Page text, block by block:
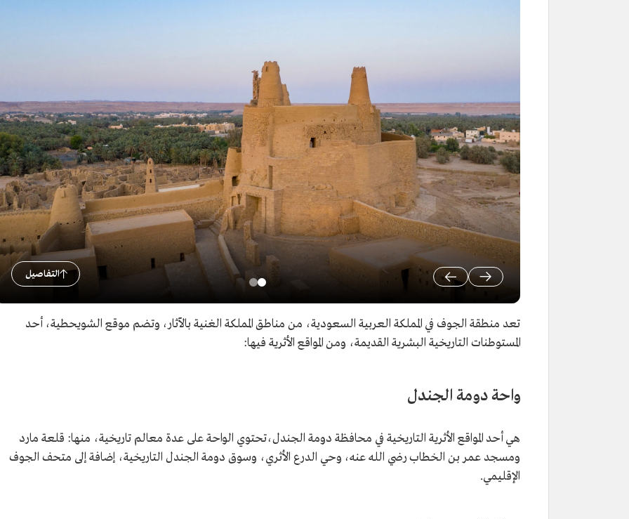
التفاصيل
تعد منطقة الجوف في المملكة العربية السعودية، من مناطق المملكة الغنية بالآثار، وتضم موقع الشويحطية، أحد
المستوطنات التاريخية البشرية القديمة، ومن المواقع الأثرية فيها:
واحة دومة الجندل
هي أحد المواقع الأثرية التاريخية في محافظة دومة الجندل،تحتوي الواحة على عدة معالم تاريخية، منها: قلعة مارد
ومسجد عمر بن الخطاب رضي الله عنه، وحي الدرع الأثري، وسوق دومة الجندل التاريخية، إضافة إلى متحف الجوف
الإقليمي.